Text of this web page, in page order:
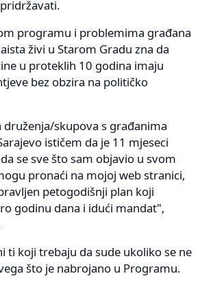
programu i problemima građana
živi u Starom Gradu zna da
u proteklih 10 godina imaju
bez obzira na političko
skupova s građanima
ističem da je 11 mjeseci
se sve što sam objavio u svom
pronaći na mojoj web stranici,
petogodišnji plan koji
godinu dana i idući mandat",
ti koji trebaju da sude ukoliko se ne
što je nabrojano u Programu.